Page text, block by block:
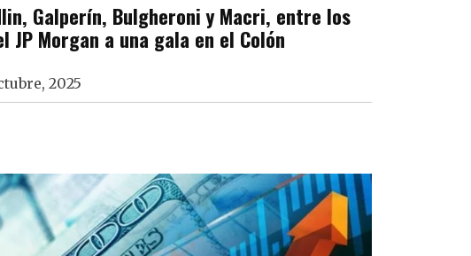
Galperín, Bulgheroni y Macri, entre los
JP Morgan a una gala en el Colón
2025